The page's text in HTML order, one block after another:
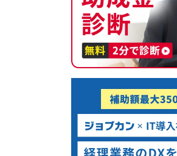
製造業 情報通信業